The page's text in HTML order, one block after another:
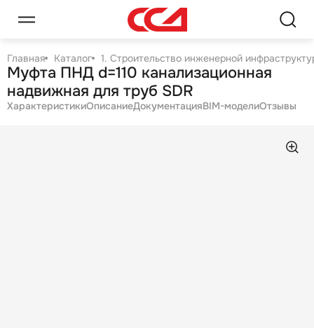
Главная Каталог 1. Строительство инженерной
Муфта ПНД d=110 канализационная
надвижная для труб SDR
ХарактеристикиОписаниеДокументацияBIM-моделиОтзывы